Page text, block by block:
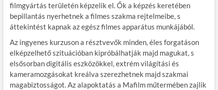
filmgyártás területén képzelik el. Ők a képzés keretében
bepillantás nyerhetnek a filmes szakma rejtelmeibe, s
áttekintést kapnak az egész filmes apparátus munkájából.
Az ingyenes kurzuson a résztvevők minden, éles forgatáson
elképzelhető szituációban kipróbálhatják majd magukat, s
elsősorban digitális eszközökkel, extrém világítási és
kameramozgásokat kreálva szerezhetnek majd szakmai
magabiztosságot. Az alapoktatás a Mafilm műtermében zajlik